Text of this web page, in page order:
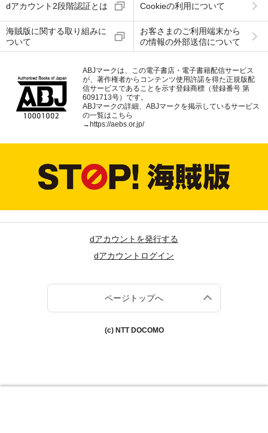
dアカウント2段階認証とは Cookieの利用について
海賊版に関する取り組みに
ついて
お客さまのご利用端末から
の情報の外部送信について
ABJマークは、この電子書店・電子書籍配信サービス
が、著作権者からコンテンツ使用許諾を得た正規版配
信サービスであることを示す登録商標（登録番号 第
6091713号）です。
ABJマークの詳細、ABJマークを掲示しているサービス
の一覧はこちら
→ https://aebs.or.jp/
dアカウントを発行する
dアカウントログイン
ページトップへ
(c) NTT DOCOMO